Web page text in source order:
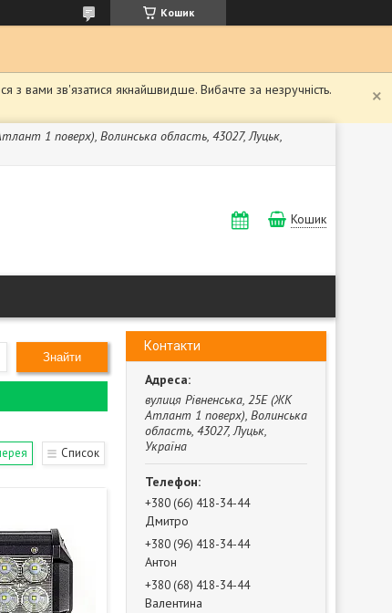
Кошик
вами зв'язатися якнайшвидше. Вибачте за незручність.
1 поверх), Волинська область, 43027, Луцьк,
Кошик
Знайти
Список
Контакти
вулиця Рівненська, 25Е (ЖК
Атлант 1 поверх), Волинська
область, 43027, Луцьк,
Україна
+380 (66) 418-34-44
Дмитро
+380 (96) 418-34-44
Антон
+380 (68) 418-34-44
Валентина